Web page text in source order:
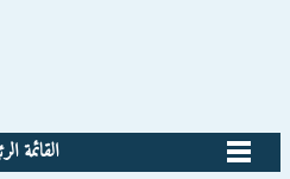
القائمة